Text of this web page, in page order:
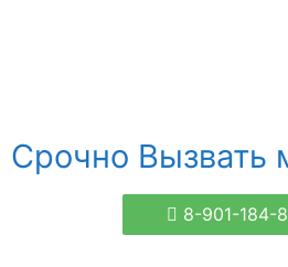
Срочно Вызвать
8-901-184-